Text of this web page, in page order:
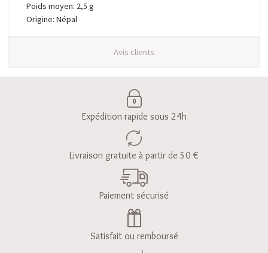
Poids moyen: 2,5 g
Origine: Népal
Avis clients
Expédition rapide sous 24h
Livraison gratuite à partir de 50 €
Paiement sécurisé
Satisfait ou remboursé